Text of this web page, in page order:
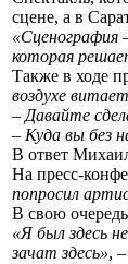
сцене, а в
«Сценография
которая
Также в ходе
воздухе
– Давайте
– Куда вы без
В ответ
На пресс-
попросил
В свою
«Я был здесь
зачат здесь»,